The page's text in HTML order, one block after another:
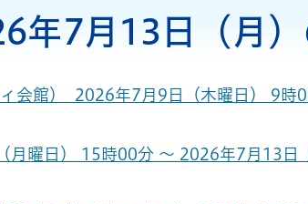
年7月13日（月）
会館） 2026年7月9日（木曜日） 9時
曜日） 15時00分 ～ 2026年7月13日